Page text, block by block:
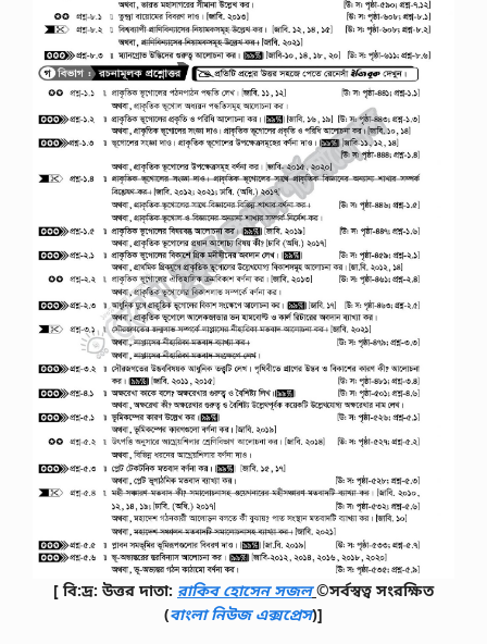
[ বি:দ্র: উত্তর দাতা: রাকিব হোসেন সজল ©সর্বস্বত্ব সংরক্ষিত
(বাংলা নিউজ এক্সপ্রেস)]